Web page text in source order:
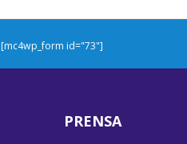
[mc4wp_form id="73"]
PRENSA